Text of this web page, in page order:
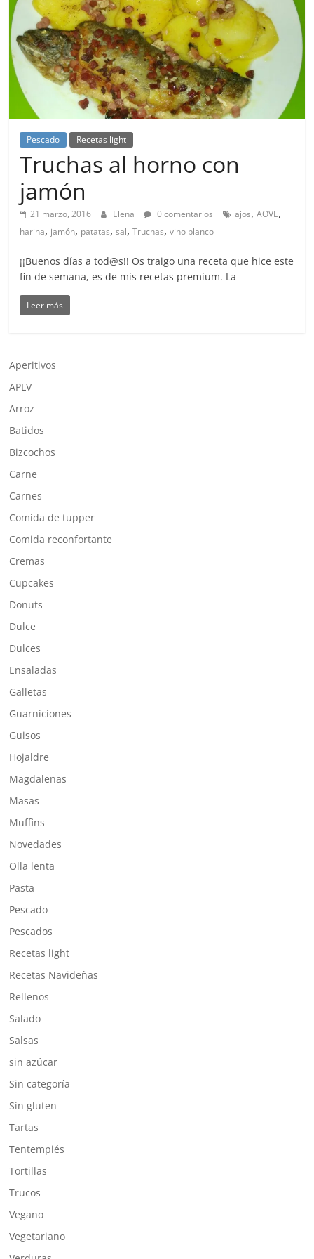
Pescado Recetas light
Truchas al horno con
jamón
21 marzo, 2016 Elena 0 comentarios ajos,AOVE,
harina, jamón, patatas,sal,Truchas,vino blanco
¡¡Buenos días a tod@s!! Os traigo una receta que hice este
fin de semana, es de mis recetas premium. La
Leer más
Aperitivos
APLV
Arroz
Batidos
Bizcochos
Carne
Carnes
Comida de tupper
Comida reconfortante
Cremas
Cupcakes
Donuts
Dulce
Dulces
Ensaladas
Galletas
Guarniciones
Guisos
Hojaldre
Magdalenas
Masas
Muffins
Novedades
Olla lenta
Pasta
Pescado
Pescados
Recetas light
Recetas Navideñas
Rellenos
Salado
Salsas
sin azúcar
Sin categoría
Sin gluten
Tartas
Tentempiés
Tortillas
Trucos
Vegano
Vegetariano